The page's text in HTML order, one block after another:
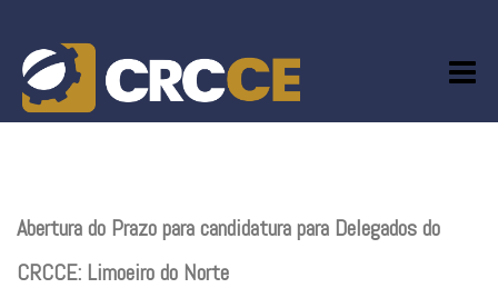
content
Abertura do Prazo para candidatura para Delegados do
CRCCE: Limoeiro do Norte